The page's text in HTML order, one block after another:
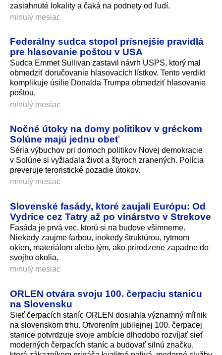
zasiahnuté lokality a čaká na podnety od ľudí.
minulý mesiac
Federálny sudca stopol prísnejšie pravidlá
pre hlasovanie poštou v USA
Sudca Emmet Sullivan zastavil návrh USPS, ktorý mal
obmedziť doručovanie hlasovacích lístkov. Tento verdikt
komplikuje úsilie Donalda Trumpa obmedziť hlasovanie
poštou.
minulý mesiac
Nočné útoky na domy politikov v gréckom
Solúne majú jednu obeť
Séria výbuchov pri domoch politikov Novej demokracie
v Solúne si vyžiadala život a štyroch zranených. Polícia
preveruje teroristické pozadie útokov.
minulý mesiac
Slovenské fasády, ktoré zaujali Európu: Od
Vydrice cez Tatry až po vinárstvo v Strekove
Fasáda je prvá vec, ktorú si na budove všimneme.
Niekedy zaujme farbou, inokedy štruktúrou, rytmom
okien, materiálom alebo tým, ako prirodzene zapadne do
svojho okolia.
minulý mesiac
ORLEN otvára svoju 100. čerpaciu stanicu
na Slovensku
Sieť čerpacích staníc ORLEN dosiahla významný míľnik
na slovenskom trhu. Otvorením jubilejnej 100. čerpacej
stanice potvrdzuje svoje ambície dlhodobo rozvíjať sieť
moderných čerpacích staníc a budovať silnú značku,